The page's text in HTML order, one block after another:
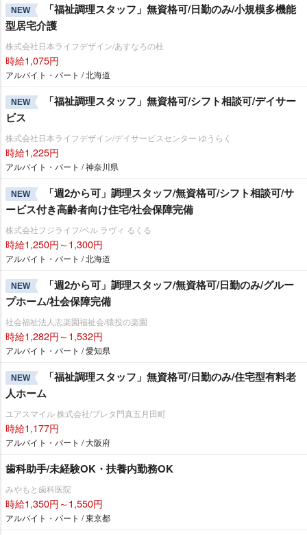
NEW
「福祉調理スタッフ」無資格可/日勤のみ/小規模多機能
型居宅介護
株式会社日本ライフデザイン/あすなろの杜
時給1,075円
アルバイト・パート / 北海道
NEW
「福祉調理スタッフ」無資格可/シフト相談可/デイサー
ビス
株式会社日本ライフデザイン/デイサービスセンター ゆうらく
時給1,225円
アルバイト・パート / 神奈川県
NEW
「週2から可」調理スタッフ/無資格可/シフト相談可/サ
ービス付き高齢者向け住宅/社会保障完備
株式会社フジライフ/ベル ラヴィ るくる
時給1,250円～1,300円
アルバイト・パート / 北海道
NEW
「週2から可」調理スタッフ/無資格可/日勤のみ/グルー
プホーム/社会保障完備
社会福祉法人志楽園福祉会/猿投の楽園
時給1,282円～1,532円
アルバイト・パート / 愛知県
NEW
「福祉調理スタッフ」無資格可/日勤のみ/住宅型有料老
人ホーム
ユアスマイル 株式会社/プレタ門真五月田町
時給1,177円
アルバイト・パート / 大阪府
歯科助手/未経験OK・扶養内勤務OK
みやもと歯科医院
時給1,350円～1,550円
アルバイト・パート / 東京都